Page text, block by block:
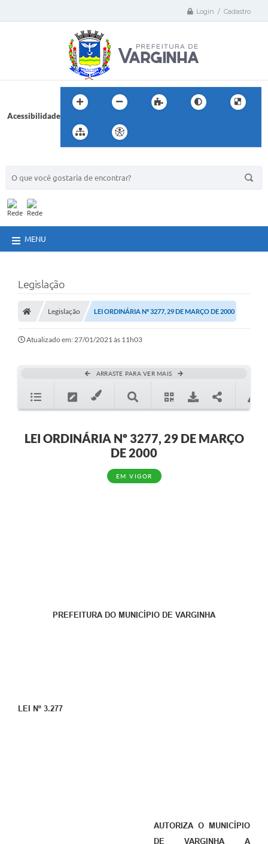
Login / Cadastro
Acessibilidade
MENU
Legislação
Legislação LEI ORDINÁRIA Nº 3277, 29 DE MARÇO DE 2000
Atualizado em: 27/01/2021 às 11h03
ARRASTE PARA VER MAIS
LEI ORDINÁRIA Nº 3277, 29 DE MARÇO
DE 2000
EM VIGOR
PREFEITURA DO MUNICÍPIO DE VARGINHA
LEI Nº 3.277
AUTORIZA O MUNICÍPIO
DE VARGINHA A